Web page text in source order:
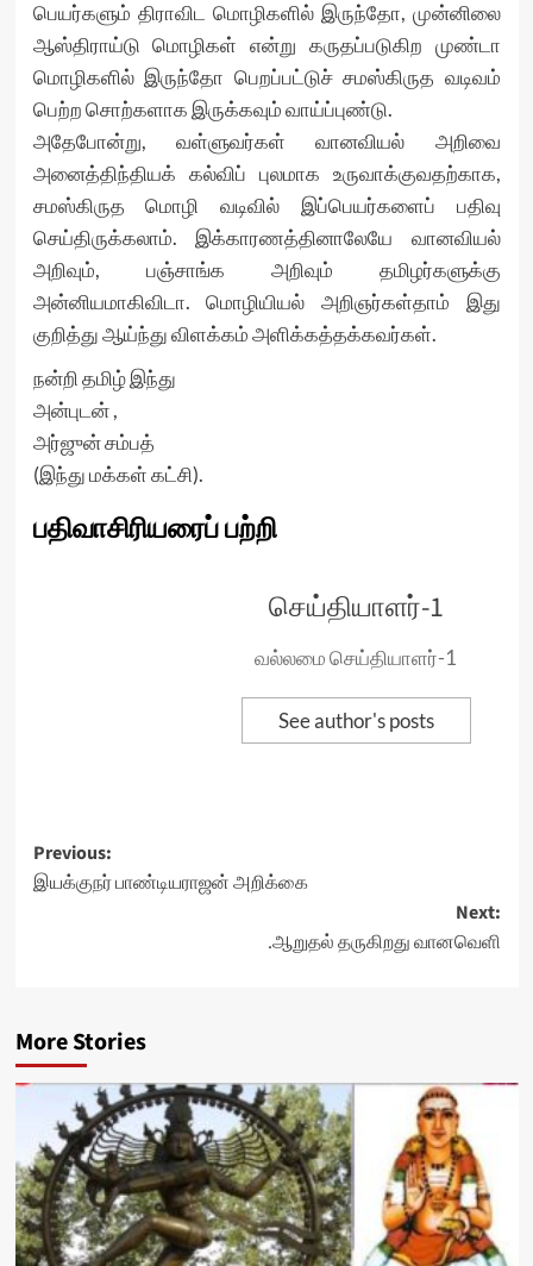
பெயர்களும் திராவிட மொழிகளில் இருந்தோ, முன்னிலை
ஆஸ்திராய்டு மொழிகள் என்று கருதப்படுகிற முண்டா
மொழிகளில் இருந்தோ பெறப்பட்டுச் சமஸ்கிருத வடிவம்
பெற்ற சொற்களாக இருக்கவும் வாய்ப்புண்டு.
அதேபோன்று, வள்ளுவர்கள் வானவியல் அறிவை
அனைத்திந்தியக் கல்விப் புலமாக உருவாக்குவதற்காக,
சமஸ்கிருத மொழி வடிவில் இப்பெயர்களைப் பதிவு
செய்திருக்கலாம். இக்காரணத்தினாலேயே வானவியல்
அறிவும், பஞ்சாங்க அறிவும் தமிழர்களுக்கு
அன்னியமாகிவிடா. மொழியியல் அறிஞர்கள்தாம் இது
குறித்து ஆய்ந்து விளக்கம் அளிக்கத்தக்கவர்கள்.
நன்றி தமிழ் இந்து
அன்புடன் ,
அர்ஜுன் சம்பத்
(இந்து மக்கள் கட்சி).
பதிவாசிரியரைப் பற்றி
செய்தியாளர்-1
வல்லமை செய்தியாளர்-1
See author's posts
Post
navigation
Previous:
இயக்குநர் பாண்டியராஜன் அறிக்கை
Next:
.ஆறுதல் தருகிறது வானவெளி
More Stories